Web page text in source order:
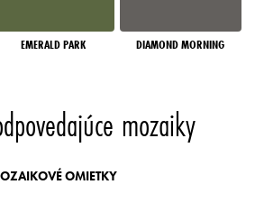
EMERALD PARK DIAMOND MORNING
mozaiky
OMIETKY